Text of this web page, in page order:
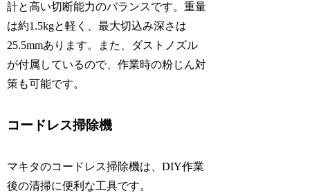
計と高い切断能力のバランスです。重量
は約1.5kgと軽く、最大切込み深さは
25.5mmあります。また、ダストノズル
が付属しているので、作業時の粉じん対
策も可能です。
コードレス掃除機
マキタのコードレス掃除機は、DIY作業
後の清掃に便利な工具です。